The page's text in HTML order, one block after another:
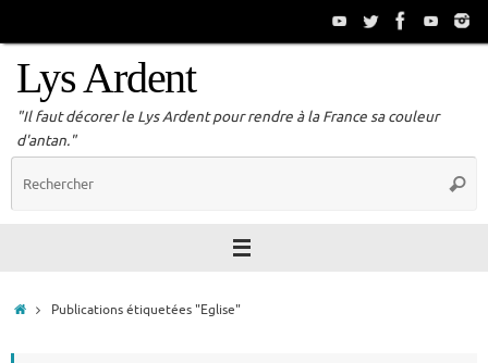
Lys Ardent
"Il faut décorer le Lys Ardent pour rendre à la France sa couleur
d'antan."
AccueilPublications étiquetées "Eglise"